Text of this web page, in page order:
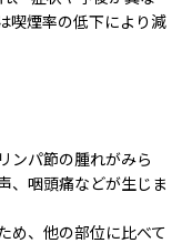
喫煙率の低下により減
ンパ節の腫れがみら
、咽頭痛などが生じま
め、他の部位に比べて